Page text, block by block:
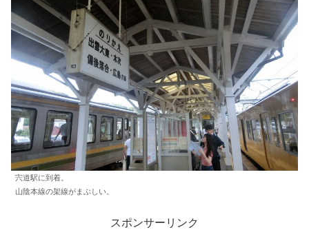
宍道駅に到着。
山陰本線の架線がまぶしい。
スポンサーリンク